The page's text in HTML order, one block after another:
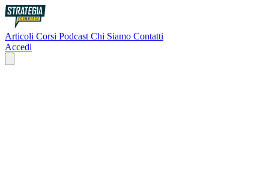
Articoli Corsi Podcast Chi Siamo Contatti
Accedi